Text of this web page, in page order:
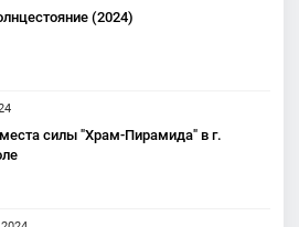
(2024)
силы "Храм-Пирамида" в г.